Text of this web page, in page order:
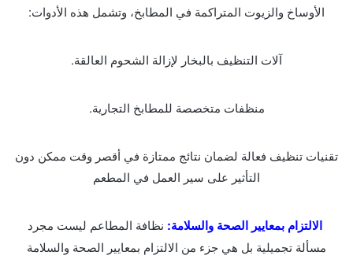
الأوساخ والزيوت المتراكمة في المطابخ، وتشمل هذه الأدوات:
آلات التنظيف بالبخار لإزالة الشحوم العالقة.
منظفات متخصصة للمطابخ التجارية.
تقنيات تنظيف فعالة لضمان نتائج ممتازة في أقصر وقت ممكن دون
التأثير على سير العمل في المطعم
الالتزام بمعايير الصحة والسلامة: نظافة المطاعم ليست مجرد
مسألة تجميلية بل هي جزء من الالتزام بمعايير الصحة والسلامة